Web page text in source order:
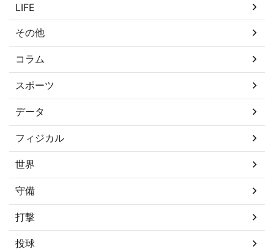
LIFE
その他
コラム
スポーツ
データ
フィジカル
世界
守備
打撃
投球